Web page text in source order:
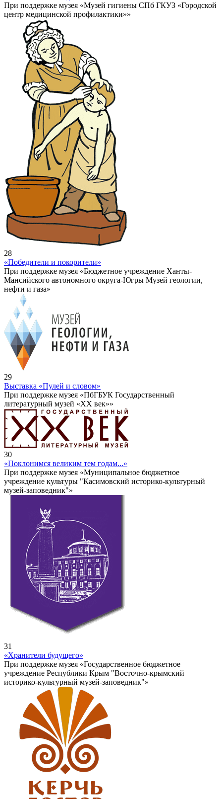
При поддержке музея «Музей гигиены СПб ГКУЗ «Городской
центр медицинской профилактики»»
28
«Победители и покорители»
При поддержке музея «Бюджетное учреждение Ханты-
Мансийского автономного округа-Югры Музей геологии,
нефти и газа»
29
Выставка «Пулей и словом»
При поддержке музея «ПбГБУК Государственный
литературный музей «ХХ век»»
30
«Поклонимся великим тем годам...»
При поддержке музея «Муниципальное бюджетное
учреждение культуры "Касимовский историко-культурный
музей-заповедник"»
31
«Хранители будущего»
При поддержке музея «Государственное бюджетное
учреждение Республики Крым "Восточно-крымский
историко-культурный музей-заповедник"»